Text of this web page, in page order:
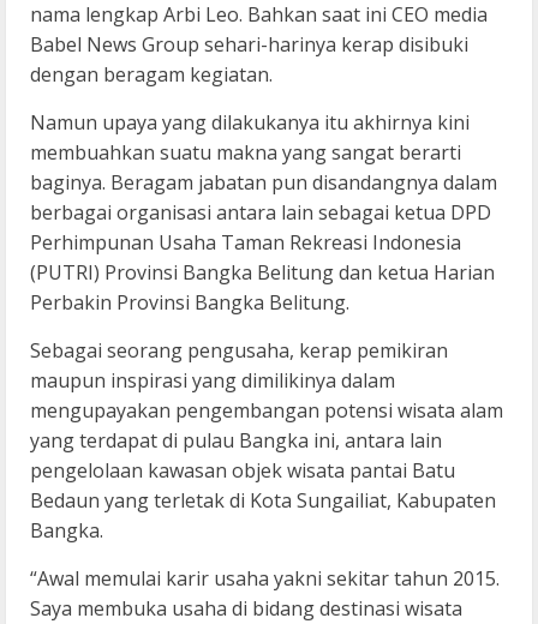
nama lengkap Arbi Leo. Bahkan saat ini CEO media
Babel News Group sehari-harinya kerap disibuki
dengan beragam kegiatan.
Namun upaya yang dilakukanya itu akhirnya kini
membuahkan suatu makna yang sangat berarti
baginya. Beragam jabatan pun disandangnya dalam
berbagai organisasi antara lain sebagai ketua DPD
Perhimpunan Usaha Taman Rekreasi Indonesia
(PUTRI) Provinsi Bangka Belitung dan ketua Harian
Perbakin Provinsi Bangka Belitung.
Sebagai seorang pengusaha, kerap pemikiran
maupun inspirasi yang dimilikinya dalam
mengupayakan pengembangan potensi wisata alam
yang terdapat di pulau Bangka ini, antara lain
pengelolaan kawasan objek wisata pantai Batu
Bedaun yang terletak di Kota Sungailiat, Kabupaten
Bangka.
“Awal memulai karir usaha yakni sekitar tahun 2015.
Saya membuka usaha di bidang destinasi wisata